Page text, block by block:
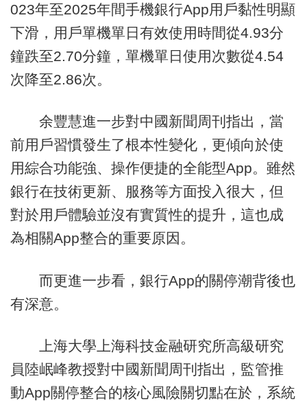
023年至2025年間手機銀行App用戶黏性明顯
下滑，用戶單機單日有效使用時間從4.93分
鐘跌至2.70分鐘，單機單日使用次數從4.54
次降至2.86次。
余豐慧進一步對中國新聞周刊指出，當
前用戶習慣發生了根本性變化，更傾向於使
用綜合功能強、操作便捷的全能型App。雖然
銀行在技術更新、服務等方面投入很大，但
對於用戶體驗並沒有實質性的提升，這也成
為相關App整合的重要原因。
而更進一步看，銀行App的關停潮背後也
有深意。
上海大學上海科技金融研究所高級研究
員陸岷峰教授對中國新聞周刊指出，監管推
動App關停整合的核心風險關切點在於，系統